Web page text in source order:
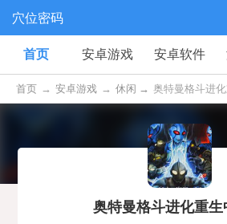
穴位密码
首页 安卓游戏 安卓软件
首页 → 安卓游戏 → 休闲 → 奥特曼格斗进
奥特曼格斗进化重生